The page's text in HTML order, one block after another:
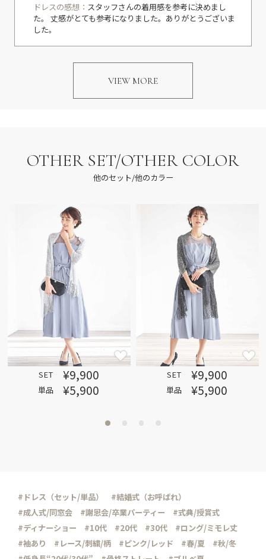
ドレスの感想： スタッフさんの着用感を参考に決めまし
た。 丈感がとても参考になりました。ありがとうございま
した。
VIEW MORE
OTHER SET/OTHER COLOR
他のセット/他のカラー
SET ¥9,900
単品 ¥5,900
SET ¥9,900
単品 ¥5,900
#ドレス（セット/単品）
#結婚式（お呼ばれ）
#成人式/同窓会
#謝恩会/卒業パーティー
#式典/授賞式
#ディナーショー
#10代 #20代 #30代
#ロング/ミモレ丈
#袖あり
#レース/刺繍/柄 #ピンク/レッド #春/夏
#秋/冬